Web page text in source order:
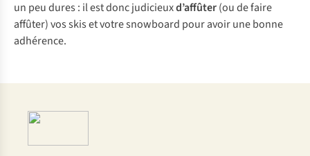
un peu dures : il est donc judicieuxd’affûter(ou de faire
affûter) vos skis et votre snowboard pour avoir une bonne
adhérence.